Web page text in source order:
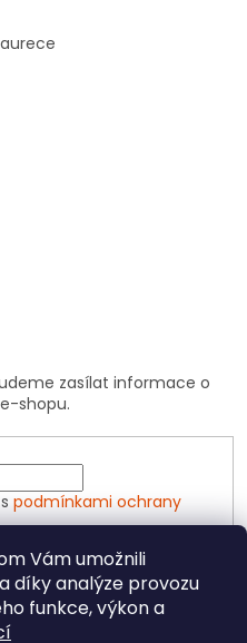
Vám umožnili
díky analýze provozu
funkce, výkon a
zasílat informace o
shopu.
podmínkami ochrany